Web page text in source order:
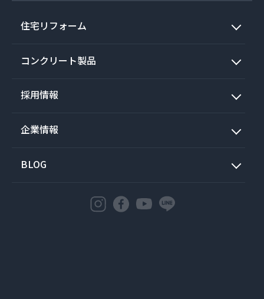
住宅リフォーム
コンクリート製品
採用情報
企業情報
BLOG